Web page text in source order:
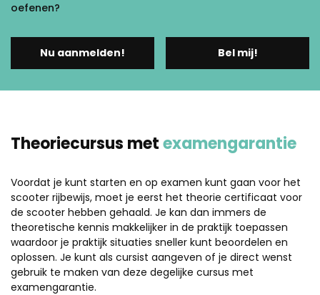
oefenen?
Nu aanmelden! Bel mij!
Theoriecursus metexamengarantie
Voordat je kunt starten en op examen kunt gaan voor het
scooter rijbewijs, moet je eerst het theorie certificaat voor
de scooter hebben gehaald. Je kan dan immers de
theoretische kennis makkelijker in de praktijk toepassen
waardoor je praktijk situaties sneller kunt beoordelen en
oplossen. Je kunt als cursist aangeven of je direct wenst
gebruik te maken van deze degelijke cursus met
examengarantie.